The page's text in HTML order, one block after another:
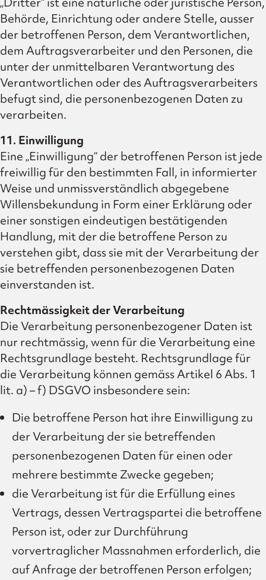
Behörde, Einrichtung oder andere Stelle, ausser
der betroffenen Person, dem Verantwortlichen,
dem Auftragsverarbeiter und den Personen, die
unter der unmittelbaren Verantwortung des
Verantwortlichen oder des Auftragsverarbeiters
befugt sind, die personenbezogenen Daten zu
verarbeiten.
11. Einwilligung
Eine „Einwilligung“ der betroffenen Person ist jede
freiwillig für den bestimmten Fall, in informierter
Weise und unmissverständlich abgegebene
Willensbekundung in Form einer Erklärung oder
einer sonstigen eindeutigen bestätigenden
Handlung, mit der die betroffene Person zu
verstehen gibt, dass sie mit der Verarbeitung der
sie betreffenden personenbezogenen Daten
einverstanden ist.
Rechtmässigkeit der Verarbeitung
Die Verarbeitung personenbezogener Daten ist
nur rechtmässig, wenn für die Verarbeitung eine
Rechtsgrundlage besteht. Rechtsgrundlage für
die Verarbeitung können gemäss Artikel 6 Abs. 1
lit. a) – f) DSGVO insbesondere sein:
Die betroffene Person hat ihre Einwilligung zu
der Verarbeitung der sie betreffenden
personenbezogenen Daten für einen oder
mehrere bestimmte Zwecke gegeben;
die Verarbeitung ist für die Erfüllung eines
Vertrags, dessen Vertragspartei die betroffene
Person ist, oder zur Durchführung
vorvertraglicher Massnahmen erforderlich, die
auf Anfrage der betroffenen Person erfolgen;